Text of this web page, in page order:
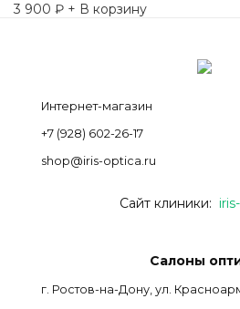
3 900 ₽ + В корзину
Интернет-магазин
+7 (928) 602-26-17
shop@iris-optica.ru
Сайт клиники:
Салоны
г. Ростов-на-Дону, ул.